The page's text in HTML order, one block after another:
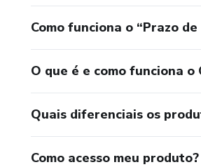
Como funciona o “Prazo
O que é e como funciona
Quais diferenciais os
Como acesso meu produto?